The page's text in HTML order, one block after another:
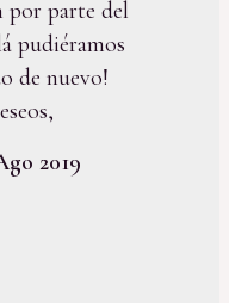
por parte del
pudiéramos
de nuevo!
2019